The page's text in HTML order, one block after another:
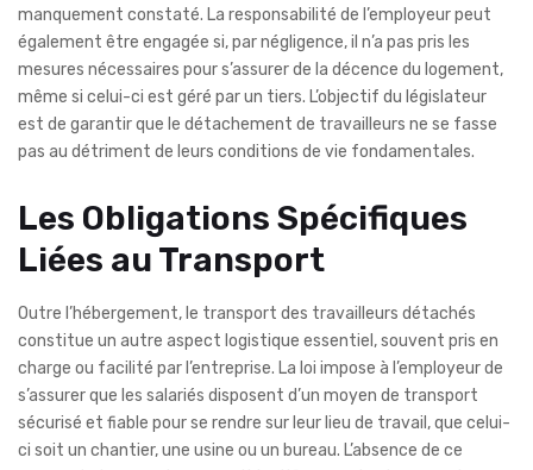
manquement constaté. La responsabilité de l’employeur peut
également être engagée si, par négligence, il n’a pas pris les
mesures nécessaires pour s’assurer de la décence du logement,
même si celui-ci est géré par un tiers. L’objectif du législateur
est de garantir que le détachement de travailleurs ne se fasse
pas au détriment de leurs conditions de vie fondamentales.
Les Obligations Spécifiques
Liées au Transport
Outre l’hébergement, le transport des travailleurs détachés
constitue un autre aspect logistique essentiel, souvent pris en
charge ou facilité par l’entreprise. La loi impose à l’employeur de
s’assurer que les salariés disposent d’un moyen de transport
sécurisé et fiable pour se rendre sur leur lieu de travail, que celui-
ci soit un chantier, une usine ou un bureau. L’absence de ce